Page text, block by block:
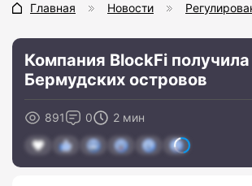
Главная Новости
Компания BlockFi
Бермудских островов
891 0 2 мин